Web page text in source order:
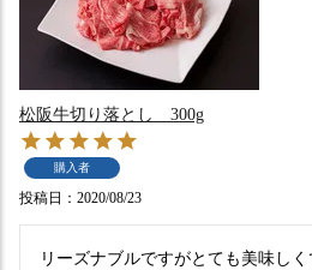
松阪牛切り落とし 300g
購入者
投稿日 2020/08/23
リーズナブルですがとても美味し